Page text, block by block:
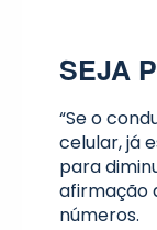
SEJA
“Se o
celular, já
para
afirmação
números.